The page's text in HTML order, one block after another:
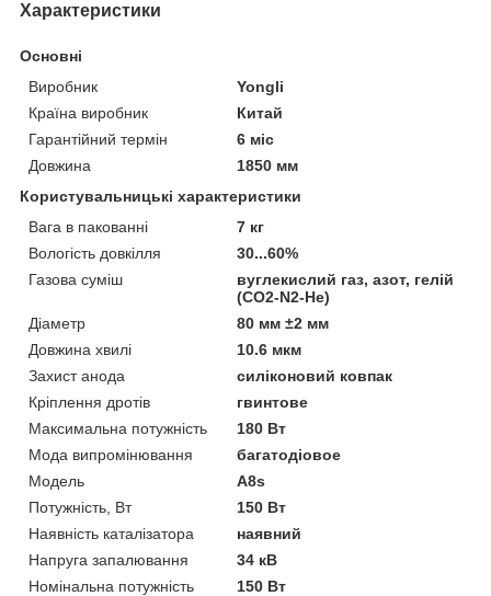
Характеристики
Основні
Виробник
Yongli
Країна виробник
Китай
Гарантійний термін
6 міс
Довжина
1850 мм
Користувальницькі характеристики
Вага в пакованні
7 кг
Вологість довкілля
30...60%
Газова суміш
вуглекислий газ, азот, гелій
(СO2-N2-He)
Діаметр
80 мм ±2 мм
Довжина хвилі
10.6 мкм
Захист анода
силіконовий ковпак
Кріплення дротів
гвинтове
Максимальна потужність
180 Вт
Мода випромінювання
багатодіовое
Мoдель
A8s
Потужність, Вт
150 Вт
Наявність каталізатора
наявний
Напруга запалювання
34 кВ
Номінальна потужність
150 Вт